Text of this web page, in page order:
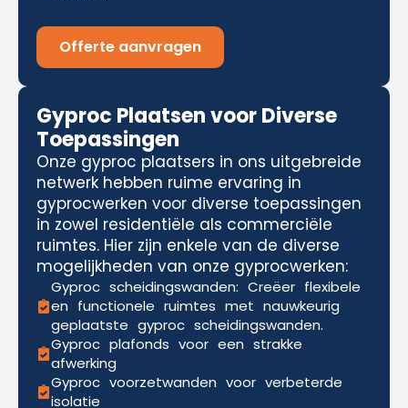
Offerte aanvragen
Gyproc Plaatsen voor Diverse
Toepassingen
Onze gyproc plaatsers in ons uitgebreide
netwerk hebben ruime ervaring in
gyprocwerken voor diverse toepassingen
in zowel residentiële als commerciële
ruimtes. Hier zijn enkele van de diverse
mogelijkheden van onze gyprocwerken:
Gyproc scheidingswanden: Creëer flexibele
en functionele ruimtes met nauwkeurig
geplaatste gyproc scheidingswanden.
Gyproc plafonds voor een strakke
afwerking
Gyproc voorzetwanden voor verbeterde
isolatie